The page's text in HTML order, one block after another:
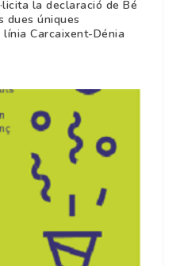
la declaració de Bé
dues úniques
Carcaixent-Dénia